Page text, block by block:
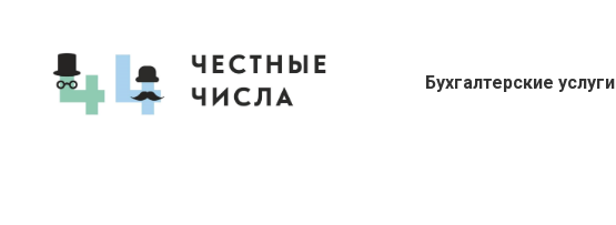
Бухгалтерские услуги